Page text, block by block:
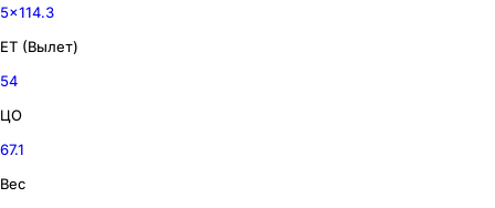
5x114.3
ET (Вылет)
54
ЦО
67.1
Вес